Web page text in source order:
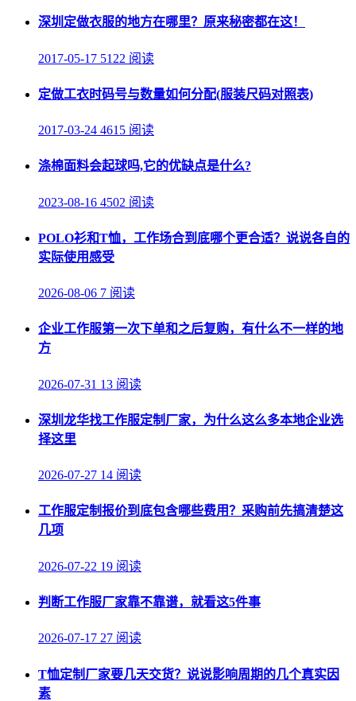
深圳定做衣服的地方在哪里？原来秘密都在这！
2017-05-17 5122 阅读
定做工衣时码号与数量如何分配(服装尺码对照表)
2017-03-24 4615 阅读
涤棉面料会起球吗,它的优缺点是什么?
2023-08-16 4502 阅读
POLO衫和T恤，工作场合到底哪个更合适？说说各自的
实际使用感受
2026-08-06 7 阅读
企业工作服第一次下单和之后复购，有什么不一样的地
方
2026-07-31 13 阅读
深圳龙华找工作服定制厂家，为什么这么多本地企业选
择这里
2026-07-27 14 阅读
工作服定制报价到底包含哪些费用？采购前先搞清楚这
几项
2026-07-22 19 阅读
判断工作服厂家靠不靠谱，就看这5件事
2026-07-17 27 阅读
T恤定制厂家要几天交货？说说影响周期的几个真实因
素